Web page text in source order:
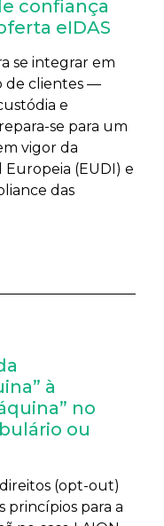
confiança
eIDAS
se integrar em
de clientes —
e
se para um
vigor da
(EUDI) e
das
à
no
ou
(opt-out)
princípios para a